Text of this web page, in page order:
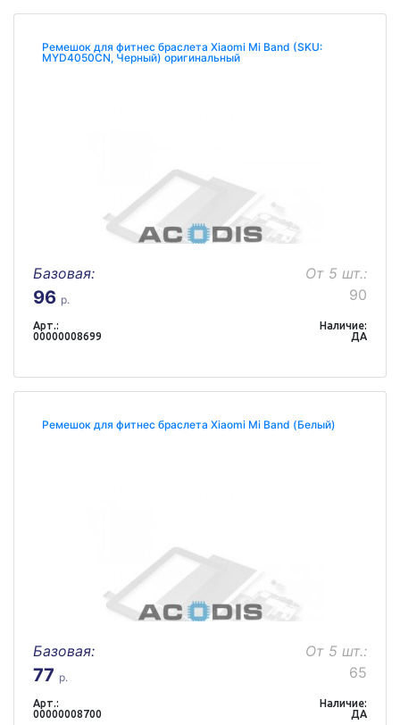
Ремешок для фитнес браслета Xiaomi Mi Band (SKU:
MYD4050CN, Черный) оригинальный
Базовая:
96 р.
От 5 шт.:
90
Арт.:
00000008699
Наличие:
ДА
Ремешок для фитнес браслета Xiaomi Mi Band (Белый)
Базовая:
77 р.
От 5 шт.:
65
Арт.:
00000008700
Наличие:
ДА